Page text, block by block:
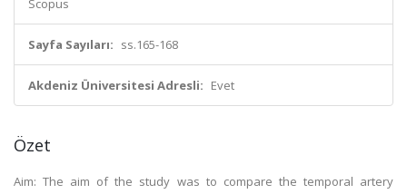
Scopus
Sayfa Sayıları: ss.165-168
Akdeniz Üniversitesi Adresli: Evet
Özet
Aim: The aim of the study was to compare the temporal artery